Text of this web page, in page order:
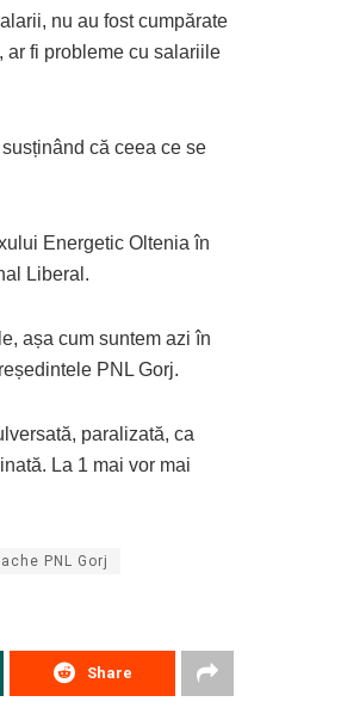
nu au fost cumpărate
ar fi probleme cu salariile
că ceea ce se
Energetic Oltenia în
Liberal.
așa cum suntem azi în
PNL Gorj.
paralizată, ca
La 1 mai vor mai
PNL Gorj
Share